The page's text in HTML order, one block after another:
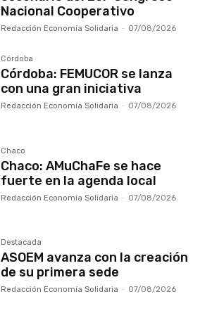
Nacional Cooperativo
Redacción Economía Solidaria - 07/08/2026
Córdoba
Córdoba: FEMUCOR se lanza
con una gran iniciativa
Redacción Economía Solidaria - 07/08/2026
Chaco
Chaco: AMuChaFe se hace
fuerte en la agenda local
Redacción Economía Solidaria - 07/08/2026
Destacada
ASOEM avanza con la creación
de su primera sede
Redacción Economía Solidaria - 07/08/2026